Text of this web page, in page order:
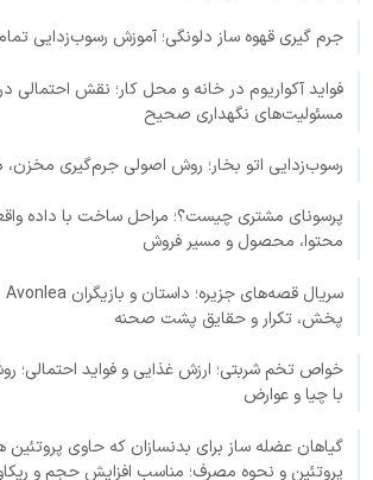
جرم گیری قهوه ساز دلونگی؛ آموزش رسوب‌زدایی
فواید آکواریوم در خانه و محل کار؛ نقش احتمالی
مسئولیت‌های نگهداری صحیح
رسوب‌زدایی اتو بخار؛ روش اصولی جرم‌گیری مخزن،
پرسونای مشتری چیست؟؛ مراحل ساخت با داده
محتوا، محصول و مسیر فروش
پخش، تکرار و حقایق پشت صحنه
خواص تخم شربتی؛ ارزش غذایی و فواید احتمالی؛
با چیا و عوارض
گیاهان عضله ساز برای بدنسازان که حاوی پروتئین
پروتئین و نحوه مصرف؛ مناسب افزایش حجم و